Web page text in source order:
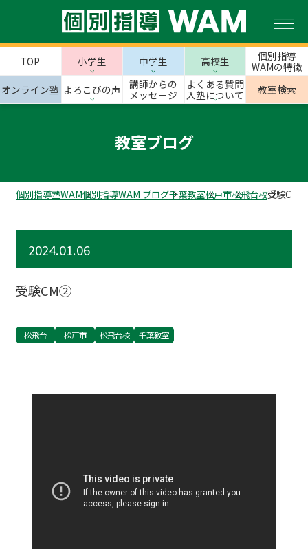
TOP 小学生 中学生 高校生
個別指導
WAMの特徴
オンライン塾 よろこびの声
講師からの
メッセージ
よくある質問
入塾について
教室検索
教室ブログ
個別指導塾WAM個別指導WAM ブログ千葉教室松戸市松飛台校受験CM②
2024.01.06
受験CM②
松飛台 松戸市 松飛台校 千葉教室